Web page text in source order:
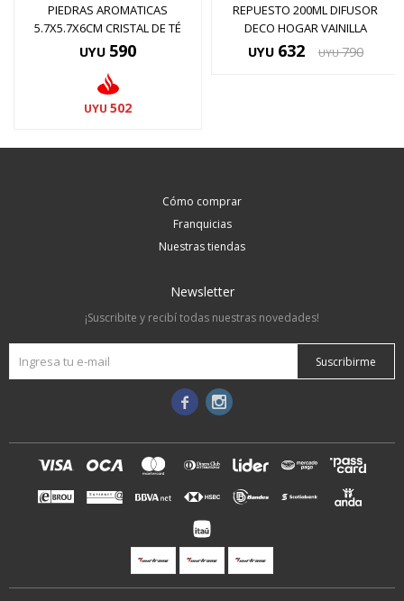
PIEDRAS AROMATICAS
5.7X5.7X6CM CRISTAL DE TÉ
UYU 590
UYU 502
REPUESTO 200ML DIFUSOR
DECO HOGAR VAINILLA
UYU 632 UYU 790
Cómo comprar
Franquicias
Nuestras tiendas
Newsletter
¡Suscribite y recibí todas nuestras novedades!
Suscribirme
 